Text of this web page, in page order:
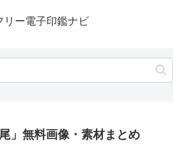
リー電子印鑑ナビ
」無料画像・素材まとめ